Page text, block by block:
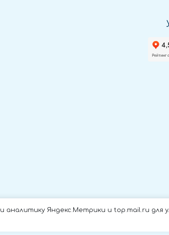
и аналитику Яндекс.Метрики и top.mail.ru для